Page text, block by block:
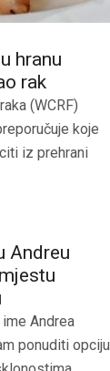
hranu
rak
(WCRF)
koje
iz prehrani
Andreu
Andrea
ponuditi opciju